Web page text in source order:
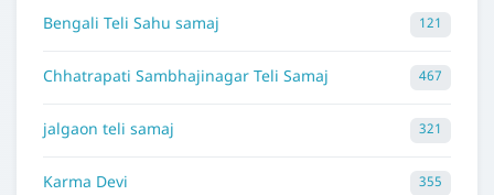
Bengali Teli Sahu samaj 121
Chhatrapati Sambhajinagar Teli Samaj 467
jalgaon teli samaj 321
Karma Devi 355